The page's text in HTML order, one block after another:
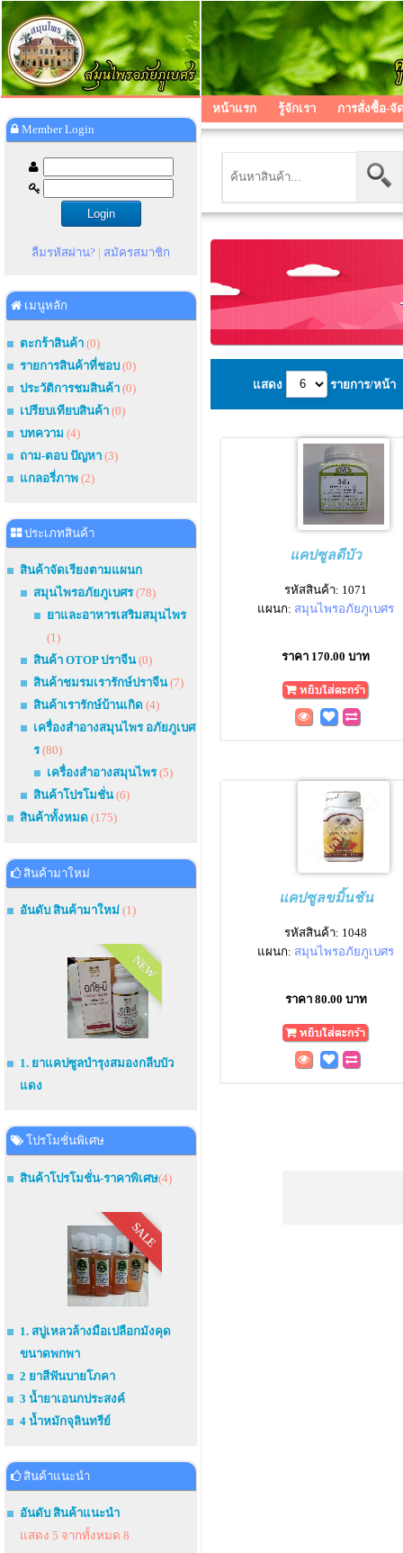
Member Login
ลืมรหัสผ่าน? | สมัครสมาชิก
เมนูหลัก
ตะกร้าสินค้า (0)
รายการสินค้าที่ชอบ (0)
ประวัติการชมสินค้า (0)
เปรียบเทียบสินค้า (0)
บทความ (4)
ถาม-ตอบ ปัญหา (3)
แกลอรี่ภาพ (2)
ประเภทสินค้า
สินค้าจัดเรียงตามแผนก
สมุนไพรอภัยภูเบศร(78)
ยาและอาหารเสริมสมุนไพร
(1)
สินค้า OTOP ปราจีน(0)
สินค้าชมรมเรารักษ์ปราจีน(7)
สินค้าเรารักษ์บ้านเกิด (4)
เครื่องสำอางสมุนไพร อภัยภูเบศ
ร(80)
เครื่องสำอางสมุนไพร(5)
สินค้าโปรโมชั่น(6)
สินค้าทั้งหมด (175)
สินค้ามาใหม่
อันดับ สินค้ามาใหม่ (1)
NEW
1. ยาแคปซูลบำรุงสมองกลีบบัว
แดง
โปรโมชั่นพิเศษ
สินค้าโปรโมชั่น-ราคาพิเศษ(4)
SALE
1. สบู่เหลวล้างมือเปลือกมังคุด
ขนาดพกพา
2 ยาสีฟันบายโภคา
3 น้ำยาเอนกประสงค์
4 น้ำหมักจุลินทรีย์
สินค้าแนะนำ
อันดับ สินค้าแนะนำ
แสดง 5 จากทั้งหมด 8
หน้าแรก รู้จักเรา การสั่งซื้อ-จั
แสดง รายการ/หน้า
แคปซูลดีบัว
รหัสสินค้า: 1071
แผนก: สมุนไพรอภัยภูเบศร
ราคา 170.00 บาท
แคปซูลขมิ้นชัน
รหัสสินค้า: 1048
แผนก: สมุนไพรอภัยภูเบศร
ราคา 80.00 บาท